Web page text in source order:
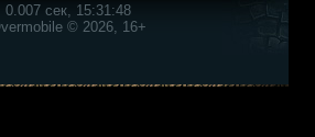
0.007 сек, 15:31:48
© 2026, 16+